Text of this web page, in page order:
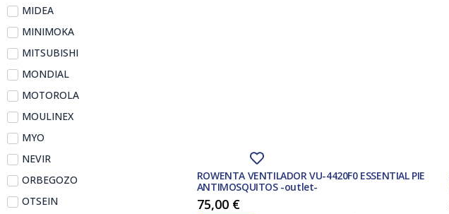
MIDEA
MINIMOKA
MITSUBISHI
MONDIAL
MOTOROLA
MOULINEX
MYO
NEVIR
ORBEGOZO
OTSEIN
ROWENTA VENTILADOR VU-4420F0 ESSENTIAL PIE
ANTIMOSQUITOS -outlet-
75,00 €